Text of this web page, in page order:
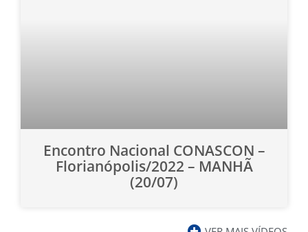
Encontro Nacional CONASCON –
Florianópolis/2022 – MANHÃ
(20/07)